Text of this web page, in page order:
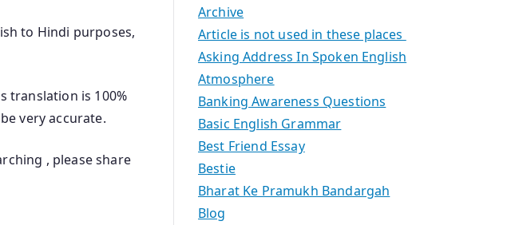
to Hindi purposes,
translation is 100%
very accurate.
, please share
Archive
Article is not used in these places
Asking Address In Spoken English
Atmosphere
Banking Awareness Questions
Basic English Grammar
Best Friend Essay
Bestie
Bharat Ke Pramukh Bandargah
Blog